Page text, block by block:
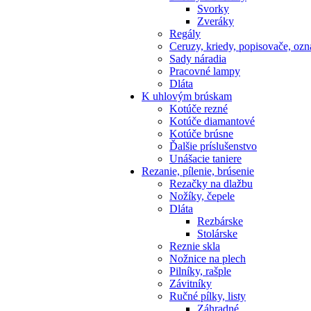
Svorky
Zveráky
Regály
Ceruzy, kriedy, popisovače,
Sady náradia
Pracovné lampy
Dláta
K uhlovým brúskam
Kotúče rezné
Kotúče diamantové
Kotúče brúsne
Ďalšie príslušenstvo
Unášacie taniere
Rezanie, pílenie, brúsenie
Rezačky na dlažbu
Nožíky, čepele
Dláta
Rezbárske
Stolárske
Reznie skla
Nožnice na plech
Pilníky, rašple
Závitníky
Ručné pílky, listy
Záhradné